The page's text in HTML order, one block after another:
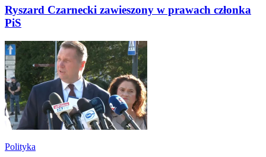
Ryszard Czarnecki zawieszony w prawach członka
PiS
Polityka